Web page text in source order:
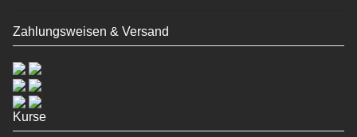
Zahlungsweisen & Versand
Kurse